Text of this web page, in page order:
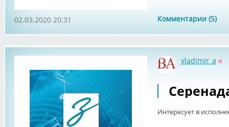
Комментарии (5)
02.03.2020 20:31
vladimir_a
Интересует в